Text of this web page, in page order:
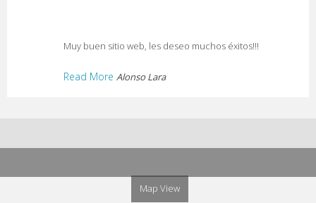
Muy buen sitio web, les deseo muchos éxitos!!!
Read More Alonso Lara
Map View